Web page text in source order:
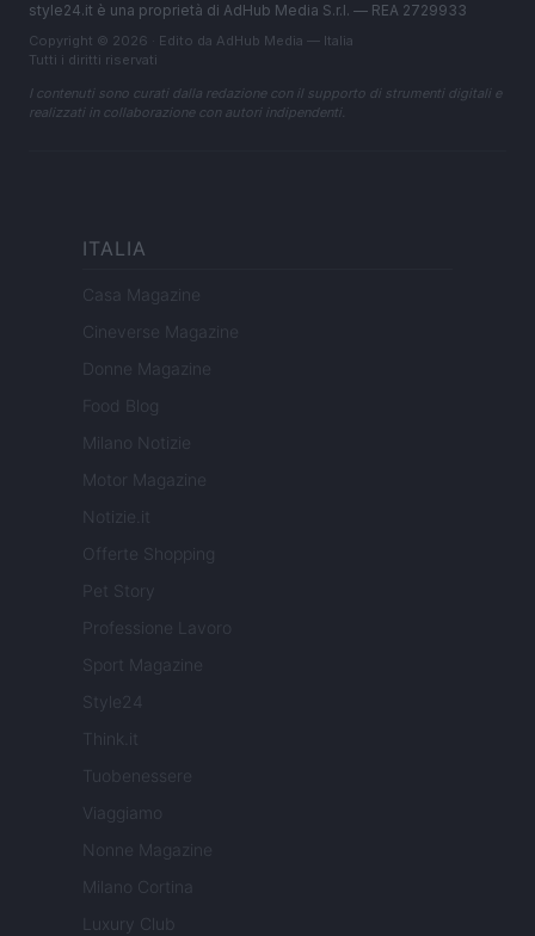
style24.it è una proprietà di AdHub Media S.r.l. — REA 2729933
Copyright © 2026 · Edito da AdHub Media — Italia
Tutti i diritti riservati
I contenuti sono curati dalla redazione con il supporto di strumenti digitali e
realizzati in collaborazione con autori indipendenti.
ITALIA
Casa Magazine
Cineverse Magazine
Donne Magazine
Food Blog
Milano Notizie
Motor Magazine
Notizie.it
Offerte Shopping
Pet Story
Professione Lavoro
Sport Magazine
Style24
Think.it
Tuobenessere
Viaggiamo
Nonne Magazine
Milano Cortina
Luxury Club